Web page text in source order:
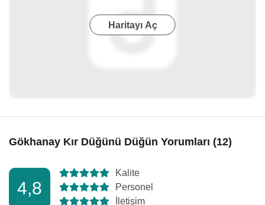
Haritayı Aç
Gökhanay Kır Düğünü Düğün Yorumları (12)
4,8
Kalite
Personel
İletişim